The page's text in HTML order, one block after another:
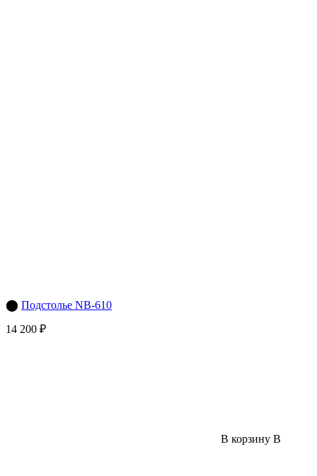
⬤ Подстолье NB-610
14 200 ₽
В корзину В